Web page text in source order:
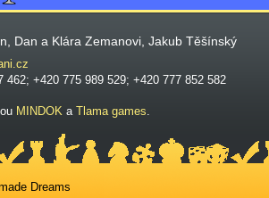
Dan a Klára Zemanovi, Jakub Těšínský
462; +420 775 989 529; +420 777 852 582
MINDOK a Tlama games.
Dreams